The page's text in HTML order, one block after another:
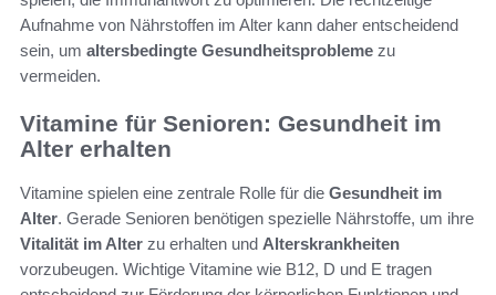
Aufnahme von Nährstoffen im Alter kann daher entscheidend
sein, um altersbedingte Gesundheitsprobleme zu
vermeiden.
Vitamine für Senioren: Gesundheit im
Alter erhalten
Vitamine spielen eine zentrale Rolle für die Gesundheit im
Alter. Gerade Senioren benötigen spezielle Nährstoffe, um ihre
Vitalität im Alter zu erhalten und Alterskrankheiten
vorzubeugen. Wichtige Vitamine wie B12, D und E tragen